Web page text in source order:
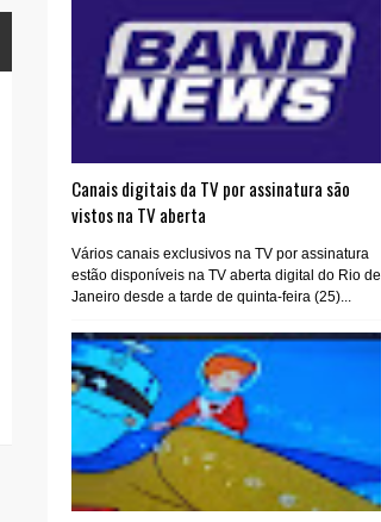
Canais digitais da TV por assinatura são
vistos na TV aberta
Vários canais exclusivos na TV por assinatura
estão disponíveis na TV aberta digital do Rio de
Janeiro desde a tarde de quinta-feira (25)...